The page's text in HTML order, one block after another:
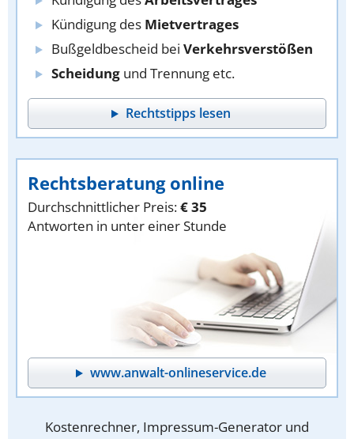
Kündigung des Mietvertrages
Bußgeldbescheid bei Verkehrsverstößen
Scheidung und Trennung etc.
Rechtstipps lesen
Rechtsberatung online
Durchschnittlicher Preis:€ 35
Antworten in unter einer Stunde
www.anwalt-onlineservice.de
Kostenrechner, Impressum-Generator und